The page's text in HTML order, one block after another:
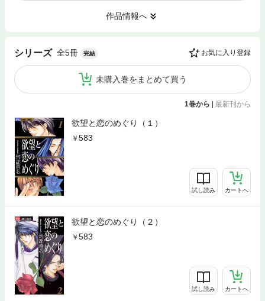
作品情報へ
シリーズ 全5冊 完結 お気に入り登録
未購入巻をまとめて買う
1巻から 最新刊から
欲望と恋のめぐり（１）
583
試し読み カートへ
欲望と恋のめぐり（２）
583
試し読み カートへ